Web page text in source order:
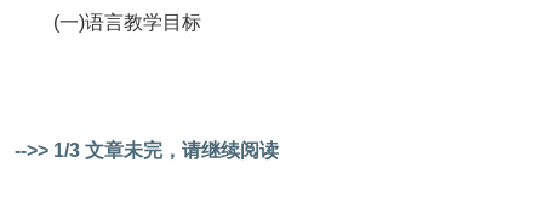
(一)语言教学目标
-->> 1/3 文章未完，请继续阅读